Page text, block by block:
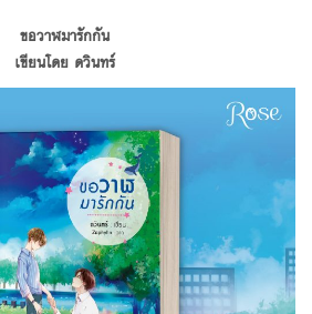
ขอวาฬมารักกัน
เขียนโดย ดวินทร์